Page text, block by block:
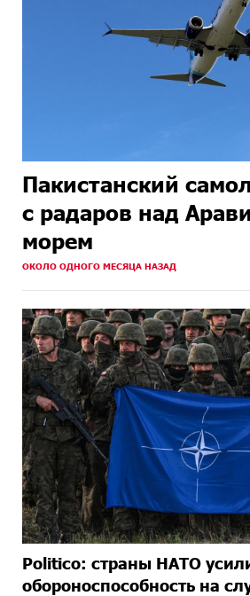
Пакистанский
с радаров над
морем
ОКОЛО ОДНОГО МЕСЯЦА НАЗАД
Politico: страны НАТО
обороноспособность на